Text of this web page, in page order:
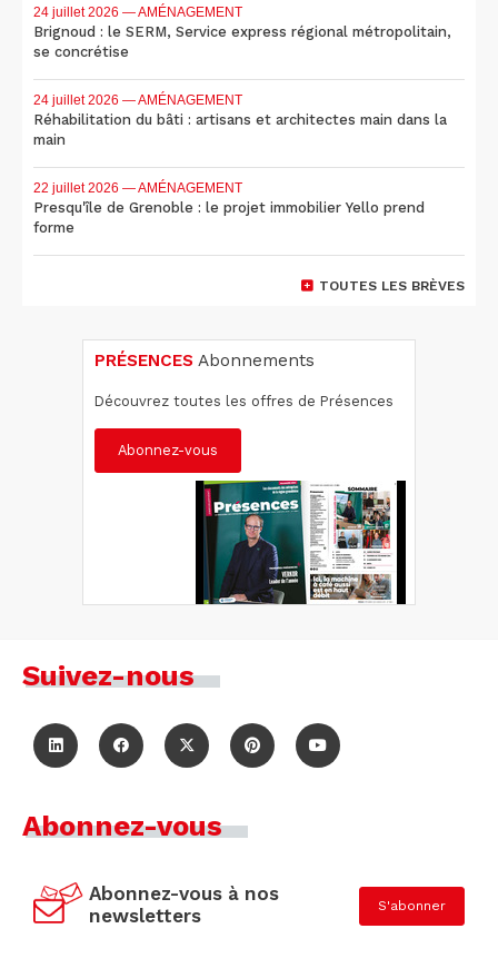
24 juillet 2026 — AMÉNAGEMENT
Brignoud : le SERM, Service express régional métropolitain,
se concrétise
24 juillet 2026 — AMÉNAGEMENT
Réhabilitation du bâti : artisans et architectes main dans la
main
22 juillet 2026 — AMÉNAGEMENT
Presqu'île de Grenoble : le projet immobilier Yello prend
forme
TOUTES LES BRÈVES
PRÉSENCES Abonnements
Découvrez toutes les offres de Présences
Abonnez-vous
Suivez-nous
Abonnez-vous
Abonnez-vous à nos
newsletters
S'abonner